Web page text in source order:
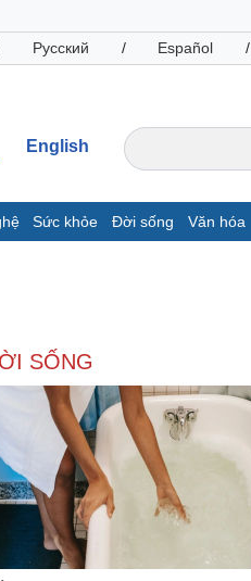
Русский / Español /
English
Sức khỏe Đời sống Văn hóa
Giá cà phê
nghiệp
24h
Công nghệ
Sành điệu
Tin Công nghệ
Trải nghiệm
SỐNG